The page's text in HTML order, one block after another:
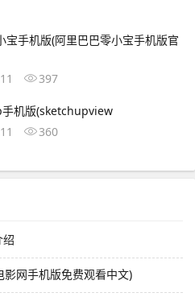
宝手机版(阿里巴巴零小宝手机版官
397
机版(sketchupview
360
网手机版免费观看中文)